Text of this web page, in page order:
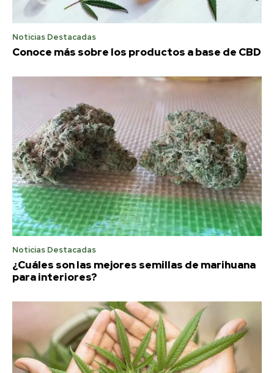
Noticias Destacadas
Conoce más sobre los productos a base de CBD
Noticias Destacadas
¿Cuáles son las mejores semillas de marihuana
para interiores?